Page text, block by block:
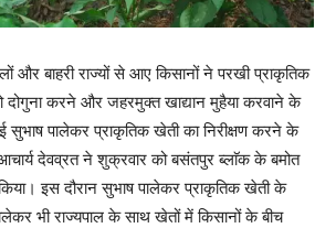
और बाहरी राज्यों से आए किसानों ने परखी प्राकृतिक
दोगुना करने और जहरमुक्त खाद्यान मुहैया करवाने के
पालेकर प्राकृतिक खेती का निरीक्षण करने के
आचार्य देवव्रत ने शुक्रवार को बसंतपुर ब्लाॅक के बमोत
इस दौरान सुभाष पालेकर प्राकृतिक खेती के
भी राज्यपाल के साथ खेतों में किसानों के बीच